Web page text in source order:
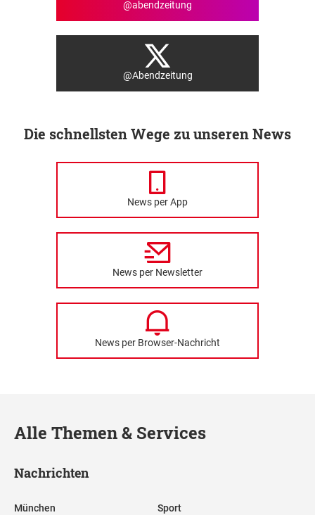
@abendzeitung
@Abendzeitung
Die schnellsten Wege zu unseren News
News per App
News per Newsletter
News per Browser-Nachricht
Alle Themen & Services
Nachrichten
München Sport